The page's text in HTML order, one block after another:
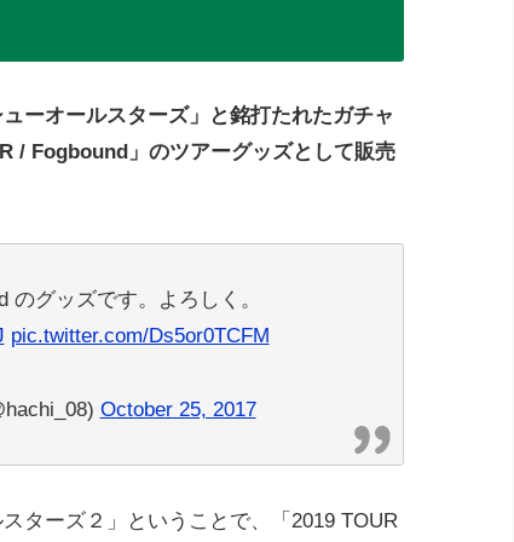
ーオールスターズ」と銘打たれたガチャ
/ Fogbound」のツアーグッズとして販売
のグッズです。よろしく。
pic.twitter.com/Ds5or0TCFM
October 25, 2017
ターズ２」ということで、「2019 TOUR